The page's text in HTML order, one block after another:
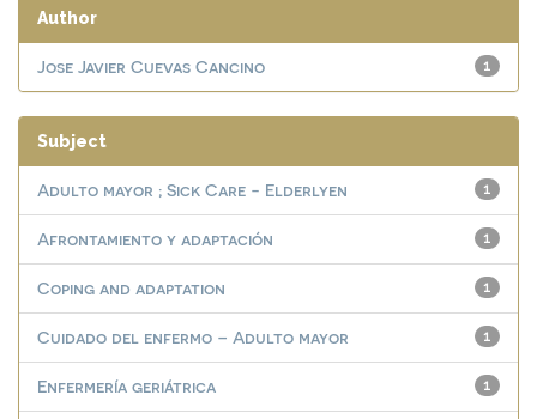
Author
1
Jose Javier Cuevas Cancino
Subject
1
Adulto mayor ; Sick Care - Elderlyen
1
Afrontamiento y adaptación
1
Coping and adaptation
1
Cuidado del enfermo – Adulto mayor
1
Enfermería geriátrica